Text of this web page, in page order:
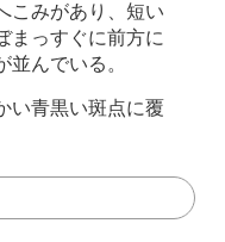
こみがあり、短い
まっすぐに前方に
んでいる。
い青黒い斑点に覆